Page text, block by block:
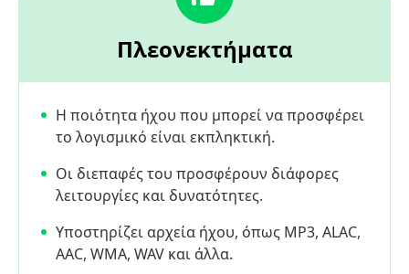
Πλεονεκτήματα
Η ποιότητα ήχου που μπορεί να προσφέρει
το λογισμικό είναι εκπληκτική.
Οι διεπαφές του προσφέρουν διάφορες
λειτουργίες και δυνατότητες.
Υποστηρίζει αρχεία ήχου, όπως MP3, ALAC,
AAC, WMA, WAV και άλλα.